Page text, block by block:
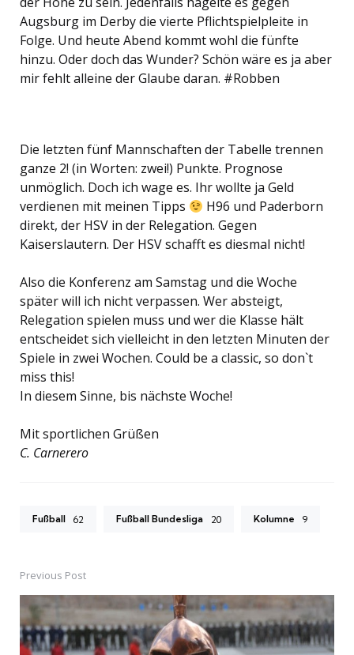
Augsburg im Derby die vierte Pflichtspielpleite in
Folge. Und heute Abend kommt wohl die fünfte
hinzu. Oder doch das Wunder? Schön wäre es ja aber
mir fehlt alleine der Glaube daran. #Robben
Die letzten fünf Mannschaften der Tabelle trennen
ganze 2! (in Worten: zwei!) Punkte. Prognose
unmöglich. Doch ich wage es. Ihr wollte ja Geld
verdienen mit meinen Tipps
H96 und Paderborn
direkt, der HSV in der Relegation. Gegen
Kaiserslautern. Der HSV schafft es diesmal nicht!
Also die Konferenz am Samstag und die Woche
später will ich nicht verpassen. Wer absteigt,
Relegation spielen muss und wer die Klasse hält
entscheidet sich vielleicht in den letzten Minuten der
Spiele in zwei Wochen. Could be a classic, so don`t
miss this!
In diesem Sinne, bis nächste Woche!
Mit sportlichen Grüßen
C. Carnerero
Fußball 62 Fußball Bundesliga 20 Kolumne 9
Post
navigation
Previous Post